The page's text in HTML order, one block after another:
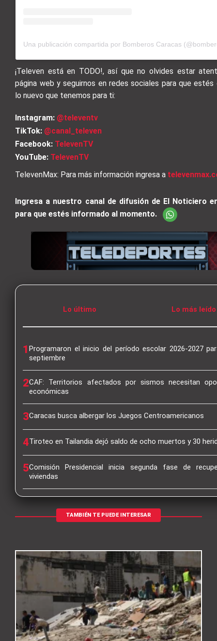
Una publicación compartida por Bomberos Caracas
¡Televen está en TODO!, así que no olvides estar
página web y seguirnos en redes sociales para que
lo nuevo que tenemos para ti:
Instagram: @televentv
TikTok: @canal_televen
Facebook: TelevenTV
YouTube: TelevenTV
TelevenMax: Para más información ingresa a
Ingresa a nuestro canal de difusión de El Noticiero
para que estés informado al momento.
Lo último Lo más leído
1Programaron el inicio del período escolar 2026-2027
septiembre
2CAF: Territorios afectados por sismos necesitan
económicas
3Caracas busca albergar los Juegos Centroamericanos
4Tiroteo en Tailandia dejó saldo de ocho muertos y 30
5Comisión Presidencial inicia segunda fase de
viviendas
TAMBIÉN TE PUEDE INTERESAR